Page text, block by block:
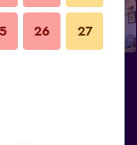
26 27